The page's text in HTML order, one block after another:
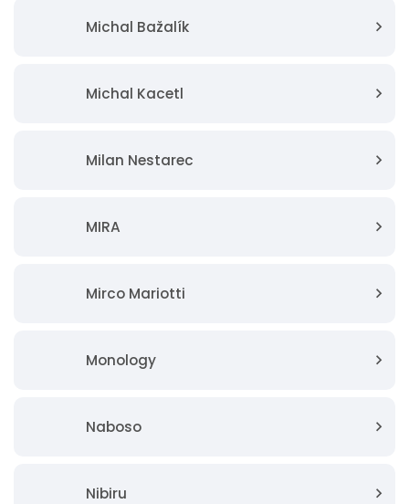
Michal Bažalík
Michal Kacetl
Milan Nestarec
MIRA
Mirco Mariotti
Monology
Naboso
Nibiru